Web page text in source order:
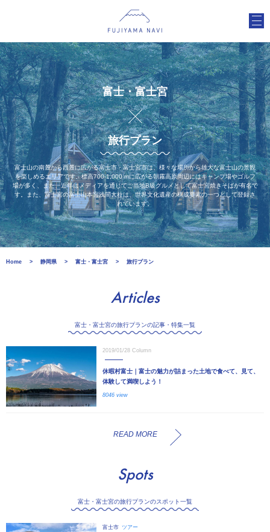
富士・富士宮
旅行プラン
富士山の南麓から西麓に広がる富士市・富士宮市は、様々な場所から雄大な富士山の景観
を楽しめるエリアです。標高700-1,000 mに広がる朝霧高原周辺にはキャンプ場やゴルフ
場が多く、また、近年はメディアを通じてご当地B級グルメとして富士宮焼きそばが有名で
す。また、富士宮の富士山本宮浅間大社は、世界文化遺産の構成要素の一つとして登録さ
れています。
Home 静岡県 富士・富士宮 旅行プラン
Articles
富士・富士宮の旅行プランの記事・特集一覧
2019/01/28 Column
休暇村富士｜富士の魅力が詰まった土地で食べて、見て、
体験して満喫しよう！
8046 view
READ MORE
Spots
富士・富士宮の旅行プランのスポット一覧
富士市 ツアー